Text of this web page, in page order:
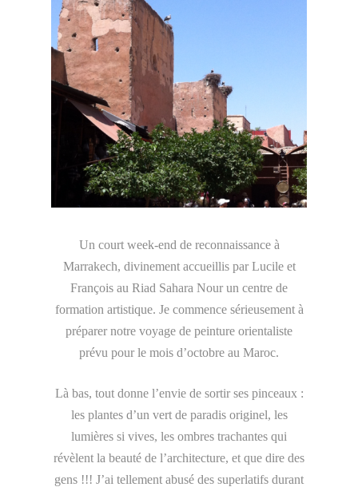
Un court week-end de reconnaissance à
Marrakech, divinement accueillis par Lucile et
François au Riad Sahara Nour un centre de
formation artistique. Je commence sérieusement à
préparer notre voyage de peinture orientaliste
prévu pour le mois d’octobre au Maroc.
Là bas, tout donne l’envie de sortir ses pinceaux :
les plantes d’un vert de paradis originel, les
lumières si vives, les ombres trachantes qui
révèlent la beauté de l’architecture, et que dire des
gens !!! J’ai tellement abusé des superlatifs durant